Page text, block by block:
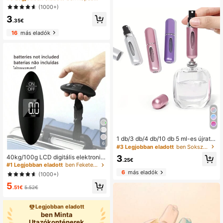
önnyű és tartós tok utazáshoz és ot
thoni tároláshoz
(1000+)
3.35€
16más eladók
6
40kg/100g LCD digitális elektronik
us poggyászmérleg, hordozható ké
zi bőröndmérleg fogantyúval, utazó
táska mérleg, halakasztó mérleg, p
oggyászmérleg, utazómérleg kék h
áttérvilágítással, alkalmas utazásho
z, otthonra, kültéri használatra, kon
yhába és egyebekre, ideális diákok
nak, főiskolai végzettségűeknek, n
yaraló utazóknak
#1 Legjobban eladott
ben Fekete Utazási kiegészítők és kellékek
(1000+)
5.51€ 5.52€
Legjobban eladott
ben Minta
1 db/3 db/4 db/10 db 5 ml-es újratöl
thető utazó parfumspray palack, zs
ebes kolónia adagoló és permetez
ő, esztétikus
#3 Legjobban eladott ben Sokszínű Utazókonténerek
3.25€
6más eladók